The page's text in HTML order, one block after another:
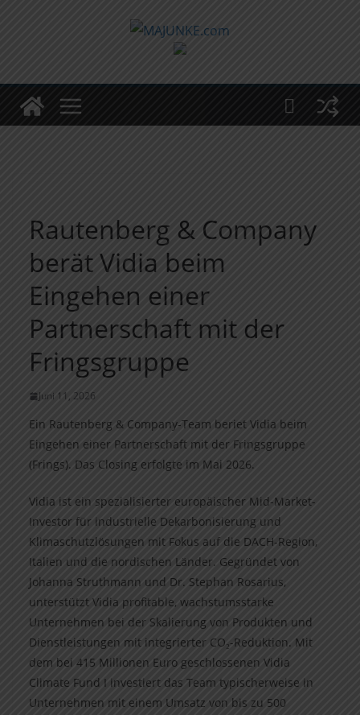
Rautenberg & Company
berät Vidia beim
Eingehen einer
Partnerschaft mit der
Fringsgruppe
Juni 11, 2026
Ein Rautenberg & Company-Team beriet Vidia beim
Eingehen einer Partnerschaft mit der Fringsgruppe
(Frings). Das Closing erfolgte im Mai 2026.
Vidia ist ein spezialisierter europäischer Mid-Market-
Investor für industrielle Dekarbonisierung und
Klimaschutzlösungen mit Fokus auf die DACH-Region,
Italien und die nordischen Länder. Gegründet von
Johanna Struthmann und Dr. Stephan Rosarius,
unterstützt Vidia profitable, wachstumsstarke
Unternehmen bei der Skalierung von Produkten und
Dienstleistungen mit integrierter CO₂-Reduktion. Mit
dem bei 415 Millionen Euro geschlossenen Vidia
Climate Fund I investiert das Team typischerweise in
Unternehmen mit einem Umsatz von bis zu 500